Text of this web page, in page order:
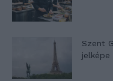
Szent
jelképe